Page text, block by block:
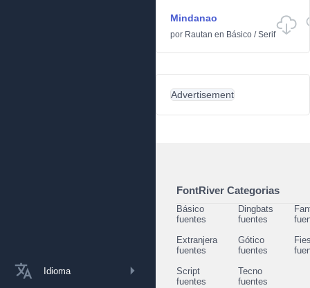
Idioma
Mindanao
por Rautan en Básico /Serif
Advertisement
FontRiver Categorias
Básico
fuentes
Dingbats
fuentes
Extranjera
fuentes
Gótico
fuentes
Script
fuentes
Tecno
fuentes